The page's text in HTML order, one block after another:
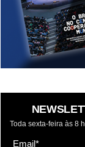
Toda sexta-feira às 8
Email*